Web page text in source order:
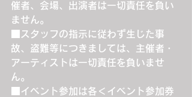
催者、会場、出演者は一切責任を負い
ません。
■スタッフの指示に従わず生じた事
故、盗難等につきましては、主催者・
アーティストは一切責任を負いませ
ん。
■イベント参加は各＜イベント参加券